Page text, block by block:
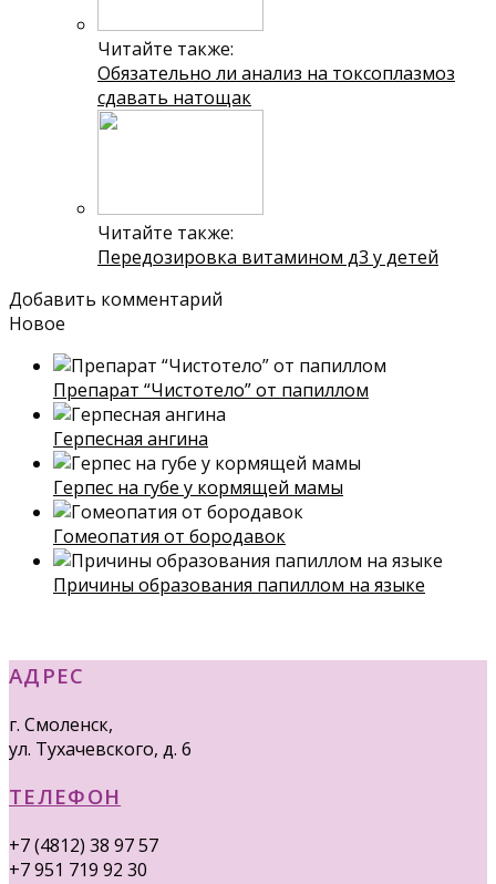
Читайте также:
Обязательно ли анализ на токсоплазмоз
сдавать натощак
Читайте также:
Передозировка витамином д3 у детей
Добавить комментарий
Новое
Препарат “Чистотело” от папиллом
Герпесная ангина
Герпес на губе у кормящей мамы
Гомеопатия от бородавок
Причины образования папиллом на языке
АДРЕС
г. Смоленск,
ул. Тухачевского, д. 6
ТЕЛЕФОН
+7 (4812) 38 97 57
+7 951 719 92 30